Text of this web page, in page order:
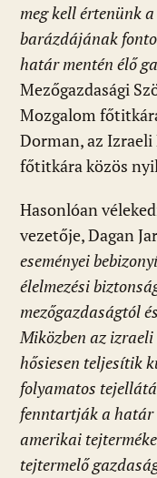
meg kell értenünk
barázdájának
határ mentén élő
Mezőgazdasági
Mozgalom
Dorman, az Izraeli
főtitkára közös
Hasonlóan
vezetője, Dagan
eseményei
élelmezési
mezőgazdaságtól
Miközben az
hősiesen teljesítik
folyamatos
fenntartják a határ
amerikai
tejtermelő